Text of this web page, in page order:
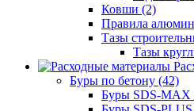
Ковши (2)
Правила
Тазы
Тазы
Буры по бетону (42)
Буры SDS-MAX